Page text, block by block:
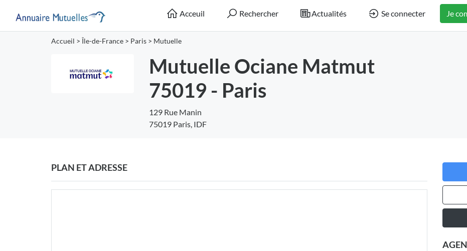
Acceuil Rechercher Actualités Se connecter Je
Accueil > Île-de-France > Paris > Mutuelle
Mutuelle Ociane Matmut
75019 - Paris
129 Rue Manin
75019 Paris, IDF
PLAN ET ADRESSE